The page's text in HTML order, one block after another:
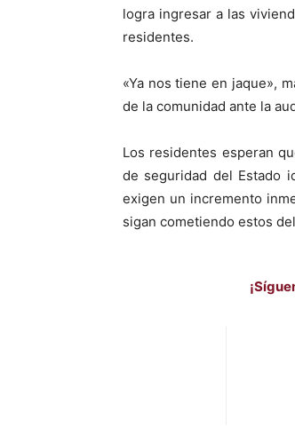
logra ingresar a las
residentes.
«Ya nos tiene en jaque»,
de la comunidad ante la
Los residentes esperan
de seguridad del Estado
exigen un incremento
sigan cometiendo estos